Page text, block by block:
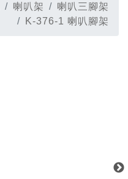
喇叭架
喇叭三腳架
K-376-1 喇叭腳架